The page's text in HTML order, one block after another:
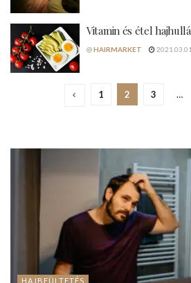
Vitamin és étel
@HAIRMARKET 2021.03.01.
1 2 3 …
HAJBEÜLTETÉS